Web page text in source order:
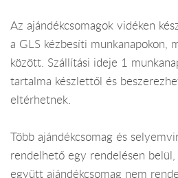
Az ajándékcsomagok vidéken
a GLS kézbesíti munkanapokon,
között. Szállítási ideje 1
tartalma készlettől és
eltérhetnek.
Több ajándékcsomag és
rendelhető egy rendelésen
együtt ajándékcsomag nem